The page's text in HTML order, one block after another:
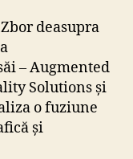
deasupra
– Augmented
Solutions și
o fuziune
și